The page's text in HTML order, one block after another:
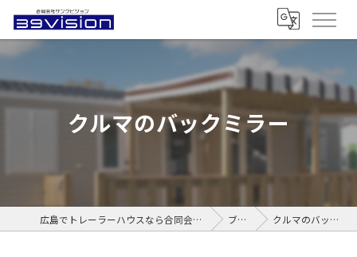
クルマのバックミラー
広島でトレーラーハウスなら合同会社サンクビジョン ブログ クルマのバックミラー